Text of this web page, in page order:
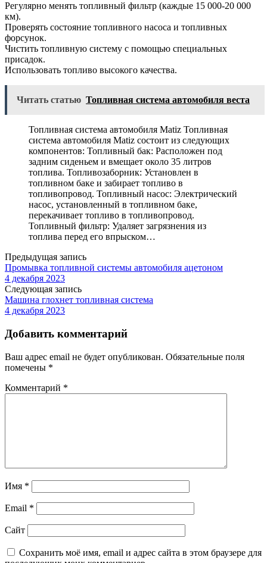
Регулярно менять топливный фильтр (каждые 15 000-20 000
км).
Проверять состояние топливного насоса и топливных
форсунок.
Чистить топливную систему с помощью специальных
присадок.
Использовать топливо высокого качества.
Читать статью Топливная система автомобиля веста
Топливная система автомобиля Matiz Топливная
система автомобиля Matiz состоит из следующих
компонентов: Топливный бак: Расположен под
задним сиденьем и вмещает около 35 литров
топлива. Топливозаборник: Установлен в
топливном баке и забирает топливо в
топливопровод. Топливный насос: Электрический
насос, установленный в топливном баке,
перекачивает топливо в топливопровод.
Топливный фильтр: Удаляет загрязнения из
топлива перед его впрыском…
Предыдущая запись
Промывка топливной системы автомобиля ацетоном
4 декабря 2023
Следующая запись
Машина глохнет топливная система
4 декабря 2023
Добавить комментарий
Ваш адрес email не будет опубликован. Обязательные поля
помечены *
Комментарий *
Имя *
Email *
Сайт
Сохранить моё имя, email и адрес сайта в этом браузере для